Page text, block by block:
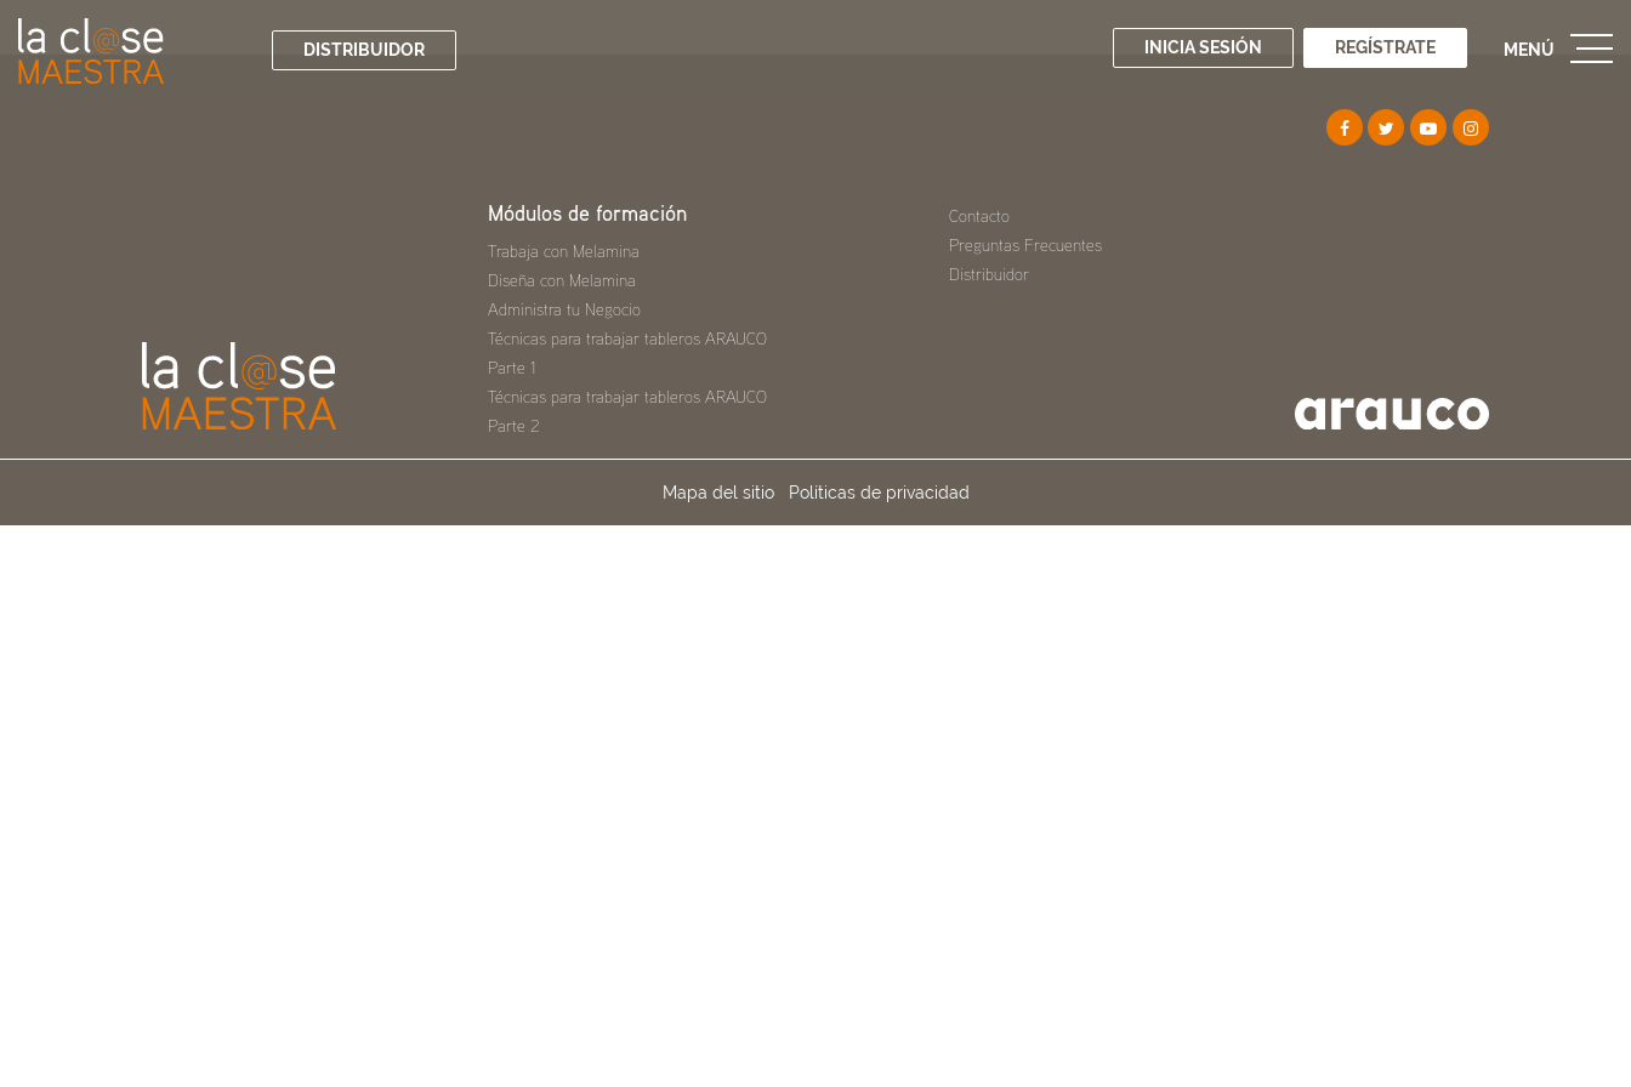
DISTRIBUIDOR INICIA SESIÓN REGÍSTRATE MENÚ
Módulos de formación
Trabaja con Melamina
Diseña con Melamina
Administra tu Negocio
Técnicas para trabajar tableros ARAUCO
Parte 1
Técnicas para trabajar tableros ARAUCO
Parte 2
Contacto
Preguntas Frecuentes
Distribuidor
Mapa del sitio Políticas de privacidad